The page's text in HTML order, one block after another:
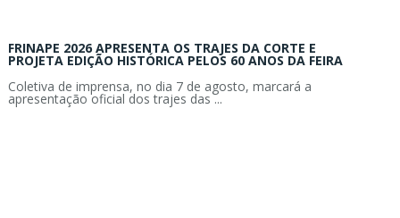
FRINAPE 2026 APRESENTA OS TRAJES DA CORTE E
PROJETA EDIÇÃO HISTÓRICA PELOS 60 ANOS DA FEIRA
Coletiva de imprensa, no dia 7 de agosto, marcará a
apresentação oficial dos trajes das ...